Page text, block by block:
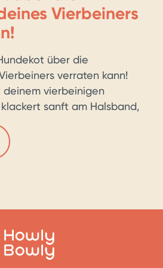
Vierbeiners
über die
verraten kann!
deinem vierbeinigen
sanft am Halsband,
für die tägliche Routine –
du dir jemals
von Hundekot